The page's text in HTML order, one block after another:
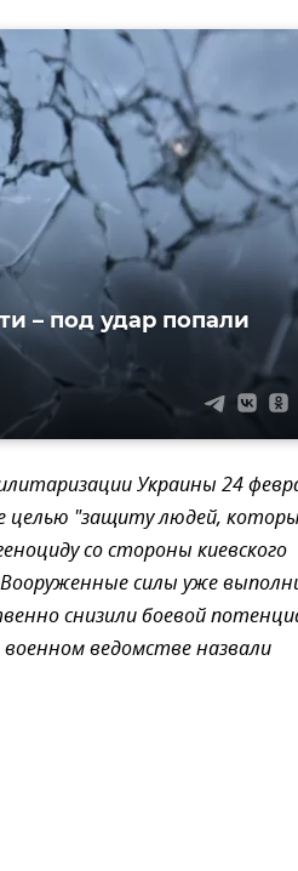
– под удар попали
Украины 24
целью "защиту людей,
со стороны киевского
силы уже
снизили боевой
ведомстве назвали